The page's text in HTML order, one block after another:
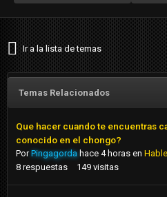
Ir a la lista de temas
Temas Relacionados
Que hacer cuando te encuentras
conocido en el chongo?
PorPingagorda hace 4 horas en
8 respuestas 149 visitas